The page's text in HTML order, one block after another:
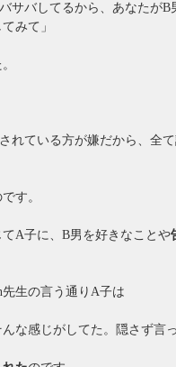
バサバしてるから、あなたが
みて」
されている方が嫌だから、全
す。
A子に、B男を好きなことや
先生の言う通りA子は
んな感じがしてた。隠さず言